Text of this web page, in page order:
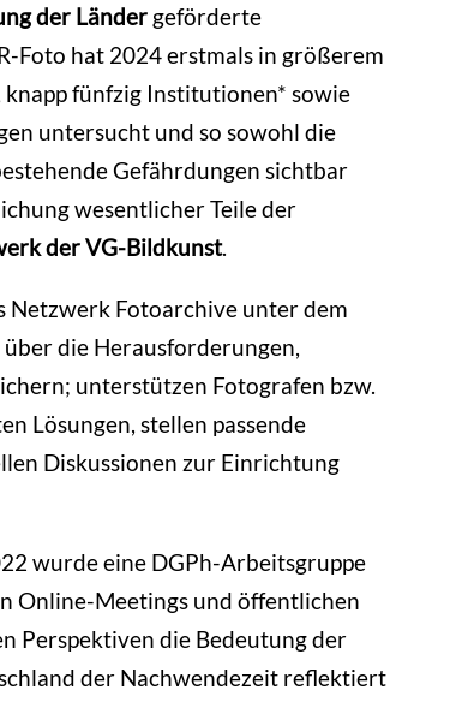
der Länder geförderte
Foto hat 2024 erstmals in größerem
fünfzig Institutionen* sowie
untersucht und so sowohl die
Gefährdungen sichtbar
wesentlicher Teile der
der VG-Bildkunst.
Netzwerk Fotoarchive unter dem
die Herausforderungen,
unterstützen Fotografen bzw.
Lösungen, stellen passende
Diskussionen zur Einrichtung
wurde eine DGPh-Arbeitsgruppe
Online-Meetings und öffentlichen
Perspektiven die Bedeutung der
der Nachwendezeit reflektiert